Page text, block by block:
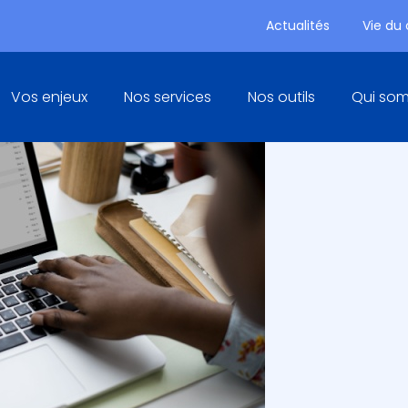
Actualités Vie du
Principal
Vos enjeux Nos services Nos outils Qui